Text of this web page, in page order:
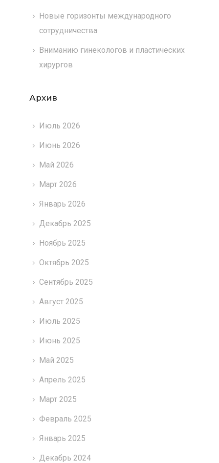
Новые горизонты международного
сотрудничества
Вниманию гинекологов и пластических
хирургов
Архив
Июль 2026
Июнь 2026
Май 2026
Март 2026
Январь 2026
Декабрь 2025
Ноябрь 2025
Октябрь 2025
Сентябрь 2025
Август 2025
Июль 2025
Июнь 2025
Май 2025
Апрель 2025
Март 2025
Февраль 2025
Январь 2025
Декабрь 2024